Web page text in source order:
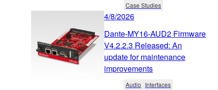
Case Studies
4/8/2026
Dante-MY16-AUD2 Firmware
V4.2.2.3 Released: An
update for maintenance
improvements
Audio Interfaces